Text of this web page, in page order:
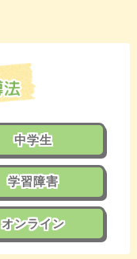
中学生
学習障害
オンライン